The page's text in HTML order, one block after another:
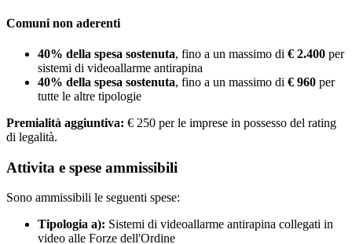
Comuni non aderenti
40% della spesa sostenuta, fino a un massimo di € 2.400 per
sistemi di videoallarme antirapina
40% della spesa sostenuta, fino a un massimo di € 960 per
tutte le altre tipologie
Premialità aggiuntiva: € 250 per le imprese in possesso del rating
di legalità.
Attivita e spese ammissibili
Sono ammissibili le seguenti spese:
Tipologia a): Sistemi di videoallarme antirapina collegati in
video alle Forze dell'Ordine